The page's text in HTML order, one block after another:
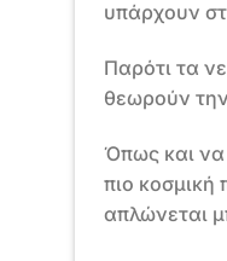
υπάρχουν
Παρότι τα
θεωρούν
Όπως και να
πιο κοσμική
απλώνεται